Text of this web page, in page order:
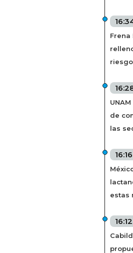
Frena
de
las
16:16
estas
16:12